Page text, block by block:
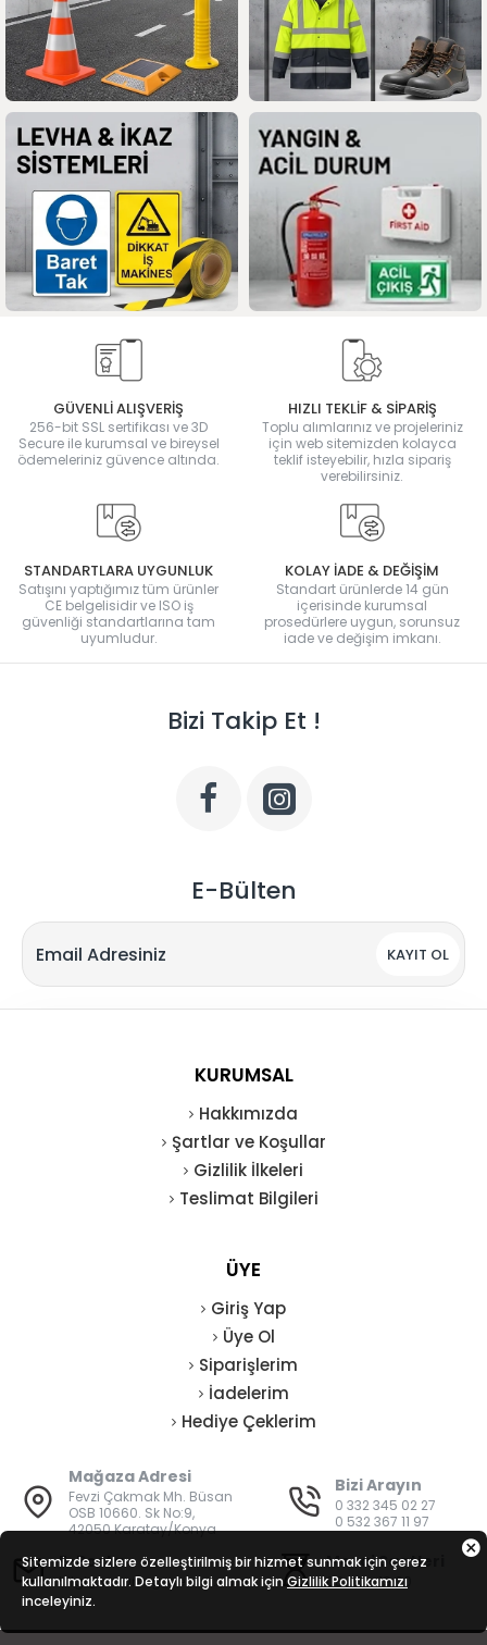
GÜVENLİ ALIŞVERİŞ
256-bit SSL sertifikası ve 3D
Secure ile kurumsal ve bireysel
ödemeleriniz güvence altında.
HIZLI TEKLİF & SİPARİŞ
Toplu alımlarınız ve projeleriniz
için web sitemizden kolayca
teklif isteyebilir, hızla sipariş
verebilirsiniz.
STANDARTLARA UYGUNLUK
Satışını yaptığımız tüm ürünler
CE belgelisidir ve ISO iş
güvenliği standartlarına tam
uyumludur.
KOLAY İADE & DEĞİŞİM
Standart ürünlerde 14 gün
içerisinde kurumsal
prosedürlere uygun, sorunsuz
iade ve değişim imkanı.
Bizi Takip Et !
E-Bülten
KAYIT OL
KURUMSAL
Hakkımızda
Şartlar ve Koşullar
Gizlilik İlkeleri
Teslimat Bilgileri
ÜYE
Giriş Yap
Üye Ol
Siparişlerim
İadelerim
Hediye Çeklerim
Mağaza Adresi
Fevzi Çakmak Mh. Büsan
OSB 10660. Sk No:9,
42050 Karatay/Konya
Bizi Arayın
0 332 345 02 27
0 532 367 11 97
E-Posta
bilgi@vatanisguvenligi.com
Mesai Saatleri
08:00 - 19:00
Sitemizde sizlere özelleştirilmiş bir hizmet sunmak için çerez
kullanılmaktadır. Detaylı bilgi almak için Gizlilik Politikamızı
inceleyiniz.